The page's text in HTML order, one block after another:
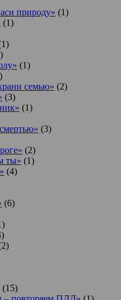
природу» (1)
(1)
(1)
семью» (2)
(3)
(1)
(3)
(2)
ты» (1)
(4)
(6)
(15)